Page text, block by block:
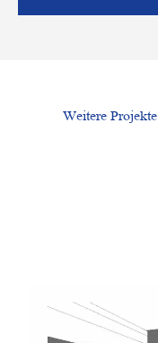
Weitere Projekte